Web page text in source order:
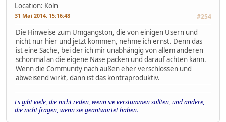
Location: Köln
31 Mai 2014, 15:16:48 #254
Die Hinweise zum Umgangston, die von einigen Usern und
nicht nur hier und jetzt kommen, nehme ich ernst. Denn das
ist eine Sache, bei der ich mir unabhängig von allem anderen
schonmal an die eigene Nase packen und darauf achten kann.
Wenn die Community nach außen eher verschlossen und
abweisend wirkt, dann ist das kontraproduktiv.
Es gibt viele, die nicht reden, wenn sie verstummen sollten, und andere,
die nicht fragen, wenn sie geantwortet haben.